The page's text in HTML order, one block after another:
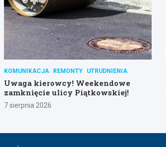
KOMUNIKACJA REMONTY UTRUDNIENIA
Uwaga kierowcy! Weekendowe
zamknięcie ulicy Piątkowskiej!
7 sierpnia 2026